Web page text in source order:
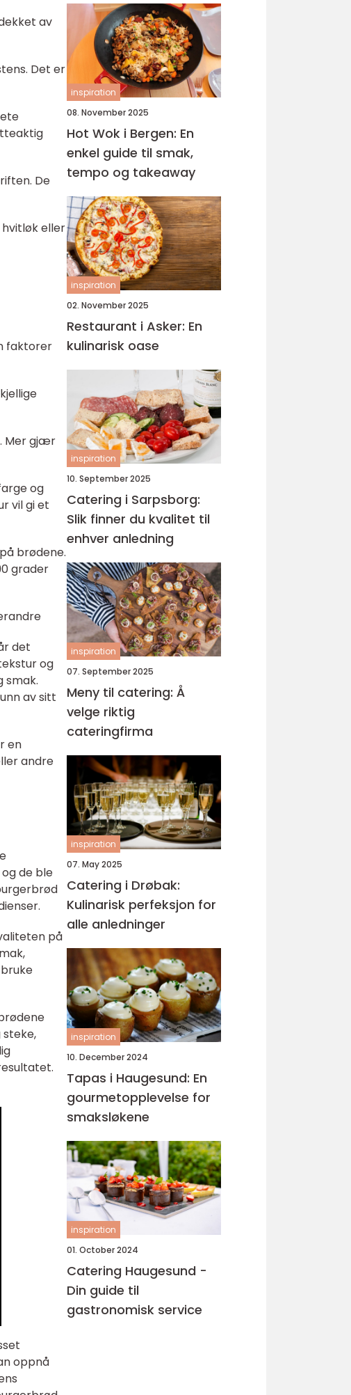
av
Det er
De
eller
faktorer
Mer gjær
og
vil gi et
brødene.
grader
det
og
smak.
av sitt
en
andre
de ble
på
oppnå
inspiration
08. November 2025
Hot Wok i Bergen: En
enkel guide til smak,
tempo og takeaway
inspiration
02. November 2025
Restaurant i Asker: En
kulinarisk oase
inspiration
10. September 2025
Catering i Sarpsborg:
Slik finner du kvalitet til
enhver anledning
inspiration
07. September 2025
Meny til catering: Å
velge riktig
cateringfirma
inspiration
07. May 2025
Catering i Drøbak:
Kulinarisk perfeksjon for
alle anledninger
inspiration
10. December 2024
Tapas i Haugesund: En
gourmetopplevelse for
smaksløkene
inspiration
01. October 2024
Catering Haugesund -
Din guide til
gastronomisk service